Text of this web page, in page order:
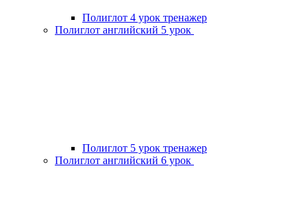
Полиглот 4 урок тренажер
Полиглот английский 5 урок
Полиглот 5 урок тренажер
Полиглот английский 6 урок